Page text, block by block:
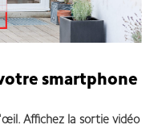
smartphone
Affichez la sortie vidéo